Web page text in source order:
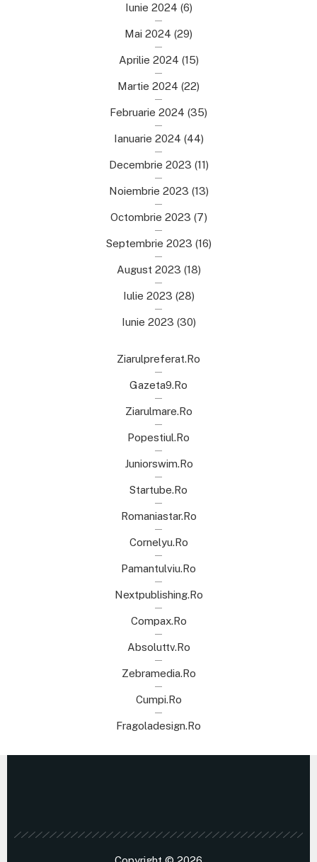
Iunie 2024 (6)
Mai 2024 (29)
Aprilie 2024 (15)
Martie 2024 (22)
Februarie 2024 (35)
Ianuarie 2024 (44)
Decembrie 2023 (11)
Noiembrie 2023 (13)
Octombrie 2023 (7)
Septembrie 2023 (16)
August 2023 (18)
Iulie 2023 (28)
Iunie 2023 (30)
Ziarulpreferat.ro
Gazeta9.ro
Ziarulmare.ro
Popestiul.ro
Juniorswim.ro
Startube.ro
Romaniastar.ro
Cornelyu.ro
Pamantulviu.ro
Nextpublishing.ro
Compax.ro
Absoluttv.ro
Zebramedia.ro
Cumpi.ro
Fragoladesign.ro